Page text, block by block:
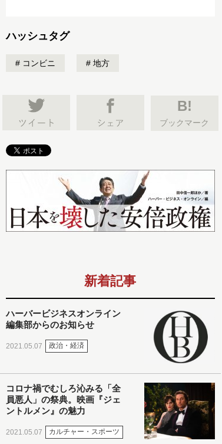
ハッシュタグ
コンビニ 地方
B!
ブックマーク
新着記事
ハーバービジネスオンライン
編集部からのお知らせ
2021.05.07 政治・経済
コロナ禍でむしろ沁みる「全
員悪人」の祭典。映画『ジェ
ントルメン』の魅力
2021.05.07 カルチャー・スポーツ